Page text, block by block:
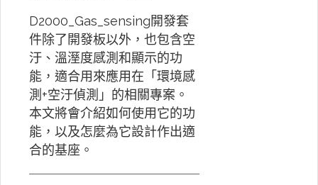
D2000_Gas_sensing開發套
件除了開發板以外，也包含空
汙、溫溼度感測和顯示的功
能，適合用來應用在「環境感
測+空汙偵測」的相關專案。
本文將會介紹如何使用它的功
能，以及怎麼為它設計作出適
合的基座。